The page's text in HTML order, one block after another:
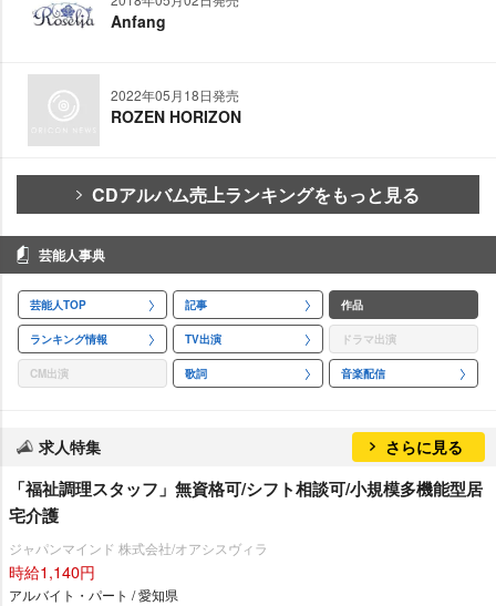
Anfang
2022年05月18日発売
ROZEN HORIZON
CDアルバム売上ランキングをもっと見る
芸能人事典
芸能人TOP 記事 作品
ランキング情報 TV出演 ドラマ出演
CM出演 歌詞 音楽配信
求人特集 さらに見る
「福祉調理スタッフ」無資格可/シフト相談可/小規模多機能型居
宅介護
ジャパンマインド 株式会社/オアシスヴィラ
時給1,140円
アルバイト・パート / 愛知県